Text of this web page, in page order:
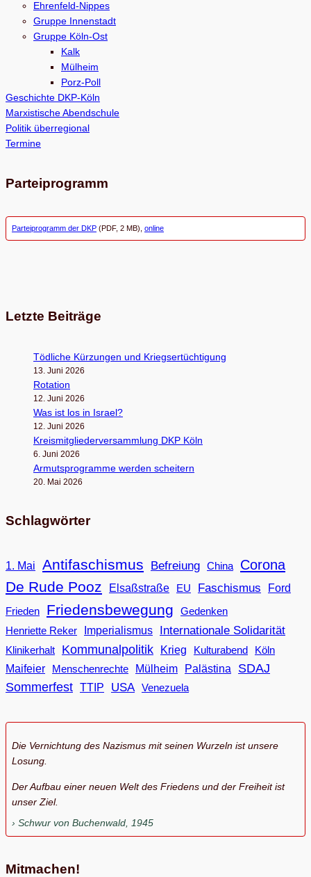
Ehrenfeld-Nippes
Gruppe Innenstadt
Gruppe Köln-Ost
Kalk
Mülheim
Porz-Poll
Geschichte DKP-Köln
Marxistische Abendschule
Politik überregional
Termine
Parteiprogramm
Parteiprogramm der DKP (PDF, 2 MB), online
Letzte Beiträge
Töd­li­che Kür­zun­gen und Kriegsertüchtigung
13. Juni 2026
Rota­tion
12. Juni 2026
Was ist los in Israel?
12. Juni 2026
Kreis­mit­glie­der­ver­samm­lung DKP Köln
6. Juni 2026
Armuts­pro­gramme wer­den scheitern
20. Mai 2026
Schlagwörter
1. Mai Antifaschismus Befreiung China Corona
De Rude Pooz Elsaßstraße EU Faschismus
Ford
Frieden
Friedensbewegung
Gedenken
Henriette Reker
Imperialismus Internationale Solidarität
Klinikerhalt Kommunalpolitik Krieg Kulturabend
Köln
Maifeier
Menschenrechte Mülheim Palästina
SDAJ
Sommerfest TTIP USA Venezuela
Die Vernichtung des Nazismus mit seinen Wurzeln ist unsere
Losung.
Der Aufbau einer neuen Welt des Friedens und der Freiheit ist
unser Ziel.
Schwur von Buchenwald, 1945
Mitmachen!